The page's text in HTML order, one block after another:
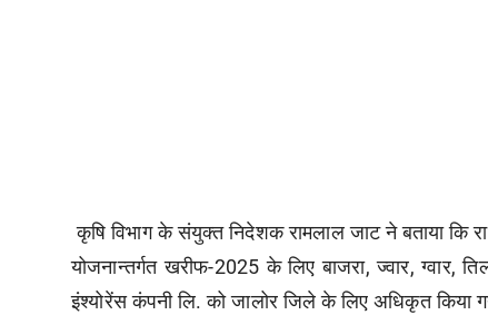
कृषि विभाग के संयुक्त निदेशक रामलाल जाट ने बताया कि
योजनान्तर्गत खरीफ-2025 के लिए बाजरा, ज्वार,
इंश्योरेंस कंपनी लि. को जालोर जिले के लिए अधिकृत किया